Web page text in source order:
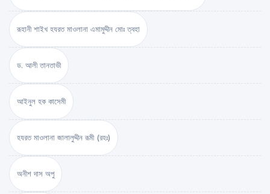
রূহানী শাইখ হযরত মাওলানা এমামুদ্দীন মোঃ ত্বহা
ড. আলী তানতাভী
আইনুল হক কাসেমী
হযরত মাওলানা জালালুদ্দীন রূমী (রহঃ)
অনীশ দাস অপু